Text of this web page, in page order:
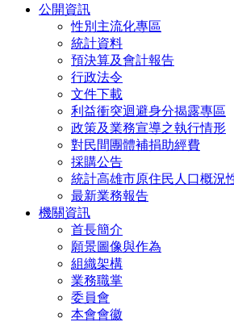
公開資訊
性別主流化專區
統計資料
預決算及會計報告
行政法令
文件下載
利益衝突迴避身分揭露專區
政策及業務宣導之執行情形
對民間團體補捐助經費
採購公告
統計高雄市原住民人口概況
最新業務報告
機關資訊
首長簡介
願景圖像與作為
組織架構
業務職掌
委員會
本會會徽